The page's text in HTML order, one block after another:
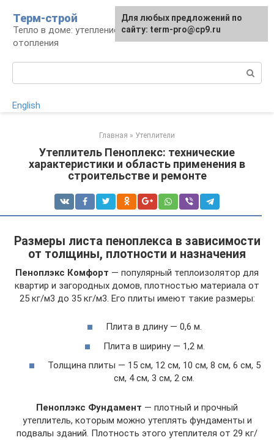
контенту
Терм-строй
Тепло в доме: утепление и устройство
отопления
English
Главная » Утеплители
Утеплитель Пеноплекс: технические
характеристики и область применения в
строительстве и ремонте
Размеры листа пеноплекса в зависимости
от толщины, плотности и назначения
Пеноплэкс Комфорт — популярный теплоизолятор для
квартир и загородных домов, плотностью материала от
25 кг/м3 до 35 кг/м3. Его плиты имеют такие размеры:
Плита в длину — 0,6 м.
Плита в ширину — 1,2 м.
Толщина плиты — 15 см, 12 см, 10 см, 8 см, 6 см, 5
см, 4 см, 3 см, 2 см.
Пеноплэкс Фундамент — плотный и прочный
утеплитель, которым можно утеплять фундаменты и
подвалы зданий. Плотность этого утеплителя от 29 кг/
Для любых предложений по
сайту: term-pro@cp9.ru